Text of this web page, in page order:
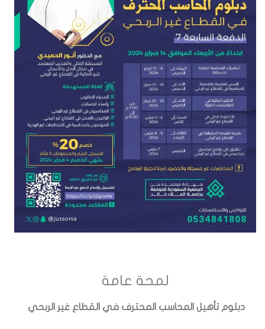
لمحة عامة
دبلوم تأهيل المحاسب المحترف في القطاع غير الربحي